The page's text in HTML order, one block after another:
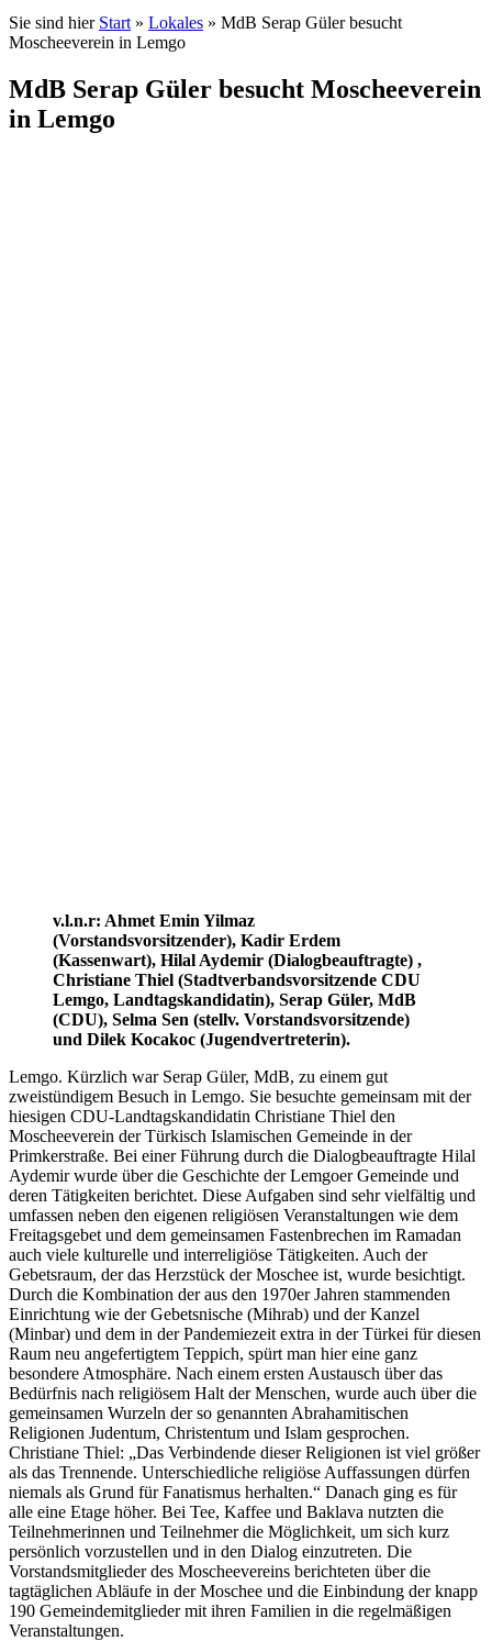
Sie sind hier Start » Lokales » MdB Serap Güler besucht
Moscheeverein in Lemgo
MdB Serap Güler besucht Moscheeverein
in Lemgo
v.l.n.r: Ahmet Emin Yilmaz
(Vorstandsvorsitzender), Kadir Erdem
(Kassenwart), Hilal Aydemir (Dialogbeauftragte) ,
Christiane Thiel (Stadtverbandsvorsitzende CDU
Lemgo, Landtagskandidatin), Serap Güler, MdB
(CDU), Selma Sen (stellv. Vorstandsvorsitzende)
und Dilek Kocakoc (Jugendvertreterin).
Lemgo. Kürzlich war Serap Güler, MdB, zu einem gut
zweistündigem Besuch in Lemgo. Sie besuchte gemeinsam mit der
hiesigen CDU-Landtagskandidatin Christiane Thiel den
Moscheeverein der Türkisch Islamischen Gemeinde in der
Primkerstraße. Bei einer Führung durch die Dialogbeauftragte Hilal
Aydemir wurde über die Geschichte der Lemgoer Gemeinde und
deren Tätigkeiten berichtet. Diese Aufgaben sind sehr vielfältig und
umfassen neben den eigenen religiösen Veranstaltungen wie dem
Freitagsgebet und dem gemeinsamen Fastenbrechen im Ramadan
auch viele kulturelle und interreligiöse Tätigkeiten. Auch der
Gebetsraum, der das Herzstück der Moschee ist, wurde besichtigt.
Durch die Kombination der aus den 1970er Jahren stammenden
Einrichtung wie der Gebetsnische (Mihrab) und der Kanzel
(Minbar) und dem in der Pandemiezeit extra in der Türkei für diesen
Raum neu angefertigtem Teppich, spürt man hier eine ganz
besondere Atmosphäre. Nach einem ersten Austausch über das
Bedürfnis nach religiösem Halt der Menschen, wurde auch über die
gemeinsamen Wurzeln der so genannten Abrahamitischen
Religionen Judentum, Christentum und Islam gesprochen.
Christiane Thiel: „Das Verbindende dieser Religionen ist viel größer
als das Trennende. Unterschiedliche religiöse Auffassungen dürfen
niemals als Grund für Fanatismus herhalten.“ Danach ging es für
alle eine Etage höher. Bei Tee, Kaffee und Baklava nutzten die
Teilnehmerinnen und Teilnehmer die Möglichkeit, um sich kurz
persönlich vorzustellen und in den Dialog einzutreten. Die
Vorstandsmitglieder des Moscheevereins berichteten über die
tagtäglichen Abläufe in der Moschee und die Einbindung der knapp
190 Gemeindemitglieder mit ihren Familien in die regelmäßigen
Veranstaltungen.